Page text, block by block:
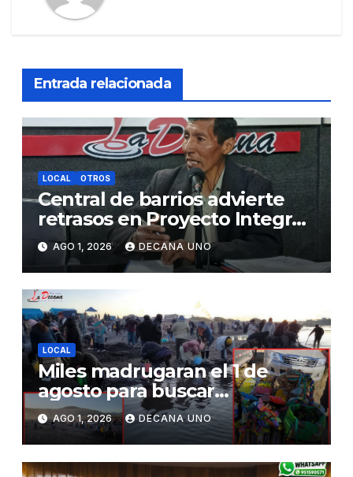
Entrada relacionada
LOCAL OTROS
Central de barrios advierte
retrasos en Proyecto Integral
de Agua y Alcantarillado para
Juliaca
AGO 1, 2026 DECANA UNO
LOCAL
Miles madrugaran el 1 de
agosto para buscar
piedrecillas en los ríos y
realizar la challa por la
riqueza y la prosperidad
AGO 1, 2026 DECANA UNO